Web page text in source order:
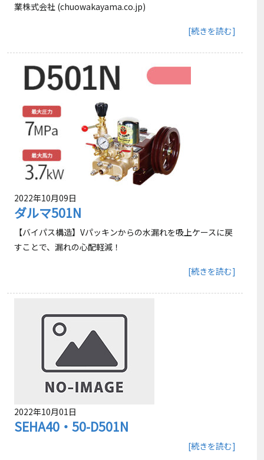
業株式会社 (chuowakayama.co.jp)
[続きを読む]
2022年10月09日
ダルマ501N
【バイパス構造】Vパッキンからの水漏れを吸上ケースに戻
すことで、漏れの心配軽減！
[続きを読む]
2022年10月01日
SEHA40・50-D501N
[続きを読む]